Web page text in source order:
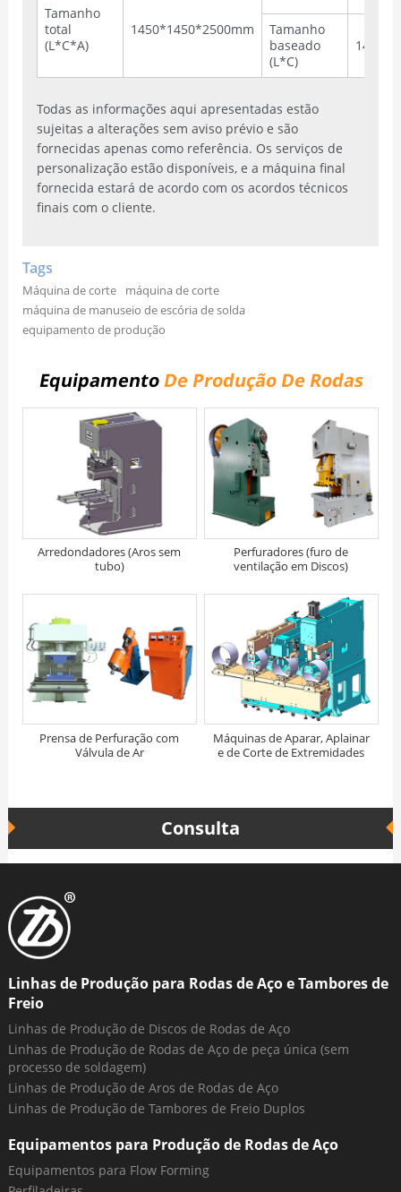
Tamanho
total
(L*C*A)
1450*1450*2500mm
Tamanho
baseado
(L*C)
Todas as informações aqui apresentadas estão
sujeitas a alterações sem aviso prévio e são
fornecidas apenas como referência. Os serviços de
personalização estão disponíveis, e a máquina final
fornecida estará de acordo com os acordos técnicos
finais com o cliente.
Tags
Máquina de corte
máquina de corte
máquina de manuseio de escória de solda
equipamento de produção
EquipamentoDe Produção De Rodas
Arredondadores (Aros sem
tubo)
Perfuradores (furo de
ventilação em Discos)
Prensa de Perfuração com
Válvula de Ar
Máquinas de Aparar, Aplainar
e de Corte de Extremidades
Consulta
Linhas de Produção para Rodas de Aço e Tambores de
Freio
Linhas de Produção de Discos de Rodas de Aço
Linhas de Produção de Rodas de Aço de peça única (sem
processo de soldagem)
Linhas de Produção de Aros de Rodas de Aço
Linhas de Produção de Tambores de Freio Duplos
Equipamentos para Produção de Rodas de Aço
Equipamentos para Flow Forming